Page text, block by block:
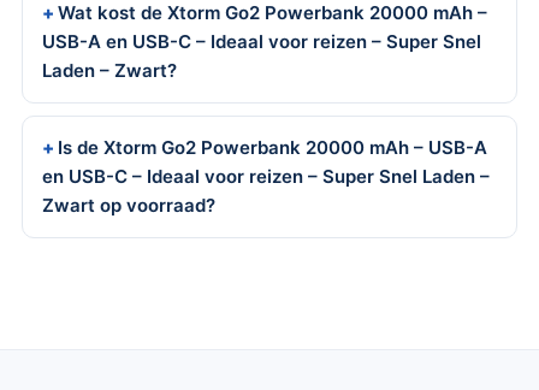
Wat kost de Xtorm Go2 Powerbank 20000 mAh –
USB-A en USB-C – Ideaal voor reizen – Super Snel
Laden – Zwart?
Is de Xtorm Go2 Powerbank 20000 mAh – USB-A
en USB-C – Ideaal voor reizen – Super Snel Laden –
Zwart op voorraad?